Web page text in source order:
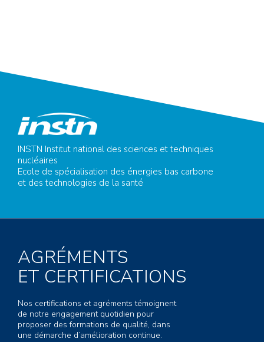
INSTN Institut national des sciences et techniques
nucléaires
Ecole de spécialisation des énergies bas carbone
et des technologies de la santé
AGRÉMENTS
ET CERTIFICATIONS
Nos certifications et agréments témoignent
de notre engagement quotidien pour
proposer des formations de qualité, dans
une démarche d’amélioration continue.